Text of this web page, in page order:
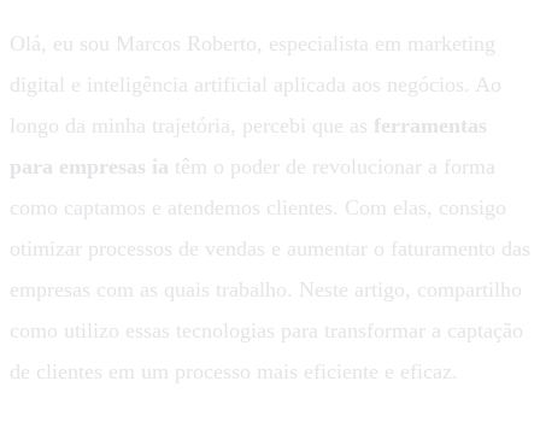
Olá, eu sou Marcos Roberto, especialista em marketing
digital e inteligência artificial aplicada aos negócios. Ao
longo da minha trajetória, percebi que as ferramentas
para empresas ia têm o poder de revolucionar a forma
como captamos e atendemos clientes. Com elas, consigo
otimizar processos de vendas e aumentar o faturamento das
empresas com as quais trabalho. Neste artigo, compartilho
como utilizo essas tecnologias para transformar a captação
de clientes em um processo mais eficiente e eficaz.